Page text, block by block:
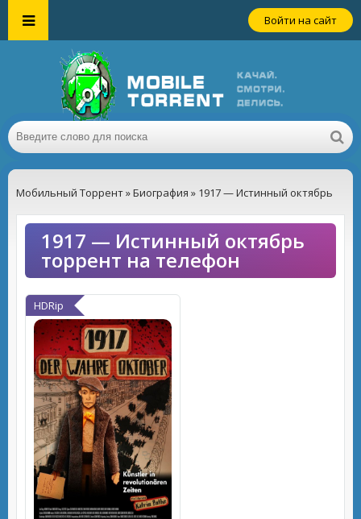
Войти на сайт
Мобильный Торрент»Биография » 1917 — Истинный октябрь
1917 — Истинный октябрь
торрент на телефон
HDRip